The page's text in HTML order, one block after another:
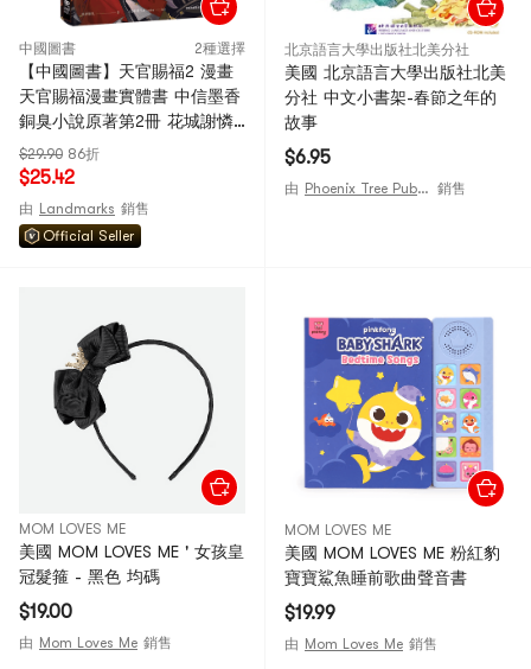
中國圖書 2種選擇
【中國圖書】天官賜福2 漫畫
天官賜福漫畫實體書 中信墨香
銅臭小說原著第2冊 花城謝憐
天官繪本漫畫單行本 中國圖書
中版好書
$29.90 86折
$25.42
由 Landmarks 銷售
Official Seller
北京語言大學出版社北美分社
美國 北京語言大學出版社北美
分社 中文小書架-春節之年的
故事
$6.95
由 Phoenix Tree Publishing 銷售
MOM LOVES ME
美國 MOM LOVES ME ' 女孩皇
冠髮箍 - 黑色 均碼
$19.00
由 Mom Loves Me 銷售
MOM LOVES ME
美國 MOM LOVES ME 粉紅豹
寶寶鯊魚睡前歌曲聲音書
$19.99
由 Mom Loves Me 銷售